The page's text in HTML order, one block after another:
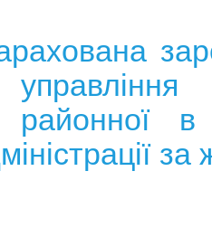
управління
районної в